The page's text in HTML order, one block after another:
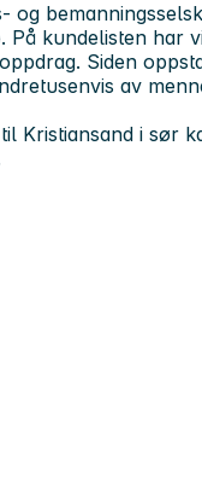
og
kundelisten har
Siden
av
Kristiansand i sør